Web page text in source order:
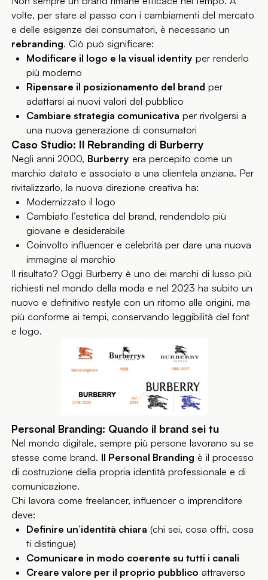
volte, per stare al passo con i cambiamenti del mercato
e delle esigenze dei consumatori, è necessario un
rebranding. Ciò può significare:
Modificare il logo e la visual identity per renderlo
più moderno
Ripensare il posizionamento del brand per
adattarsi ai nuovi valori del pubblico
Cambiare strategia comunicativa per rivolgersi a
una nuova generazione di consumatori
Caso Studio: Il Rebranding di Burberry
Negli anni 2000, Burberry era percepito come un
marchio datato e associato a una clientela anziana. Per
rivitalizzarlo, la nuova direzione creativa ha:
Modernizzato il logo
Cambiato l’estetica del brand, rendendolo più
giovane e desiderabile
Coinvolto influencer e celebrità per dare una nuova
immagine al marchio
Il risultato? Oggi Burberry è uno dei marchi di lusso più
richiesti nel mondo della moda e nel 2023 ha subito un
nuovo e definitivo restyle con un ritorno alle origini, ma
più conforme ai tempi, conservando leggibilità del font
e logo.
Personal Branding: Quando il brand sei tu
Nel mondo digitale, sempre più persone lavorano su se
stesse come brand. Il Personal Branding è il processo
di costruzione della propria identità professionale e di
comunicazione.
Chi lavora come freelancer, influencer o imprenditore
deve:
Definire un’identità chiara (chi sei, cosa offri, cosa
ti distingue)
Comunicare in modo coerente su tutti i canali
Creare valore per il proprio pubblico attraverso